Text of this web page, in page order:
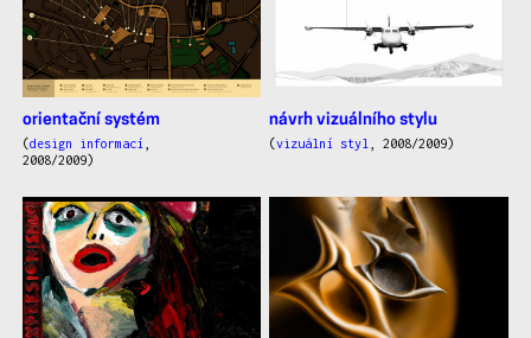
orientační systém
(design informací
2008/2009)
návrh vizuálního stylu
(vizuální styl , 2008/2009)